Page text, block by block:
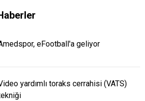
eFootball'a geliyor
yardımlı toraks cerrahisi (VATS)